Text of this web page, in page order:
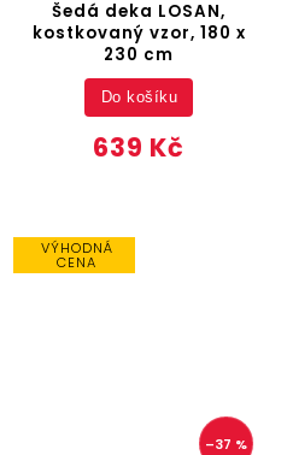
Šedá deka LOSAN,
kostkovaný vzor, 180 x
230 cm
639 Kč
Do košíku
VÝHODNÁ
CENA
–37 %